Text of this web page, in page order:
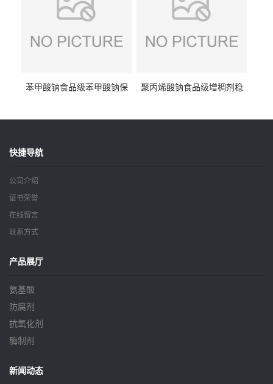
苯甲酸钠食品级苯甲酸钠保
聚丙烯酸钠食品级增稠剂稳
快捷导航
公司介绍
证书荣誉
在线留言
联系方式
产品展厅
氨基酸
防腐剂
抗氧化剂
酶制剂
新闻动态